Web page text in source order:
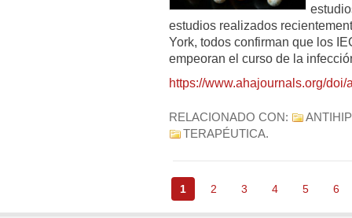
estudios realizados
York, todos confirman que los
empeoran el curso de la
https://www.ahajournals.org/
RELACIONADO CON:
TERAPÉUTICA.
1 2 3 4 5 6